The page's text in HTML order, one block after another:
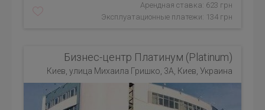
Арендная ставка: 623 грн
Эксплуатационные платежи: 134 грн
Бизнес-центр Платинум (Platinum)
Киев, улица Михаила Гришко, 3А, Киев, Украина